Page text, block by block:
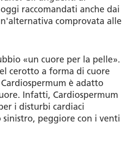
raccomandati anche dai
comprovata alle
«un cuore per la pelle».
cerotto a forma di cuore
è adatto
Infatti, Cardiospermum
i disturbi cardiaci
peggiore con i venti